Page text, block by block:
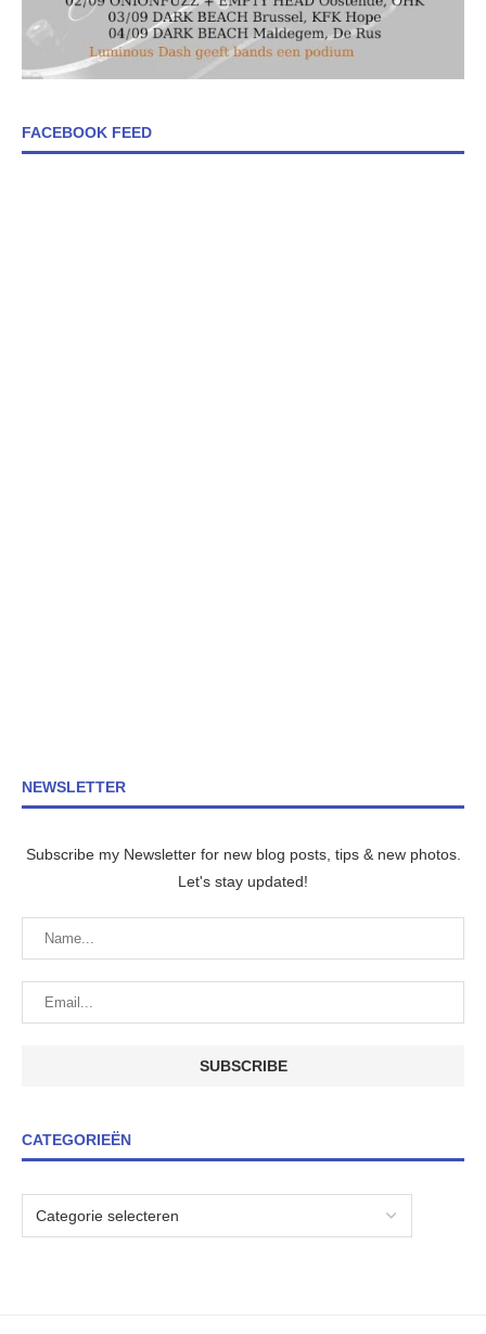
FACEBOOK FEED
NEWSLETTER
Subscribe my Newsletter for new blog posts, tips & new photos.
Let's stay updated!
CATEGORIEËN